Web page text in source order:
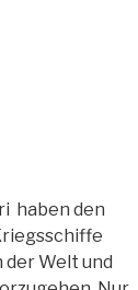
haben den
Welt und